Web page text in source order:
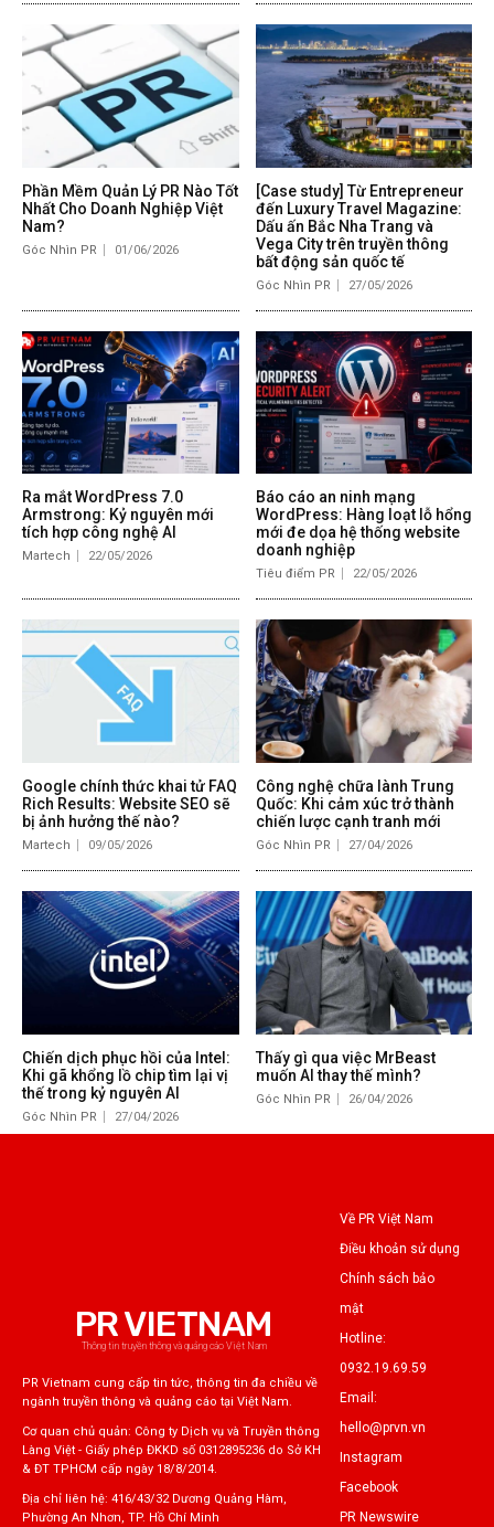
Phần Mềm Quản Lý PR Nào Tốt
Nhất Cho Doanh Nghiệp Việt
Nam?
Góc Nhìn PR 01/06/2026
[Case study] Từ Entrepreneur
đến Luxury Travel Magazine:
Dấu ấn Bắc Nha Trang và
Vega City trên truyền thông
bất động sản quốc tế
Góc Nhìn PR 27/05/2026
Ra mắt WordPress 7.0
Armstrong: Kỷ nguyên mới
tích hợp công nghệ AI
Martech 22/05/2026
Báo cáo an ninh mạng
WordPress: Hàng loạt lỗ hổng
mới đe dọa hệ thống website
doanh nghiệp
Tiêu điểm PR 22/05/2026
Google chính thức khai tử FAQ
Rich Results: Website SEO sẽ
bị ảnh hưởng thế nào?
Martech 09/05/2026
Công nghệ chữa lành Trung
Quốc: Khi cảm xúc trở thành
chiến lược cạnh tranh mới
Góc Nhìn PR 27/04/2026
Chiến dịch phục hồi của Intel:
Khi gã khổng lồ chip tìm lại vị
thế trong kỷ nguyên AI
Góc Nhìn PR 27/04/2026
Thấy gì qua việc MrBeast
muốn AI thay thế mình?
Góc Nhìn PR 26/04/2026
PR VIETNAM
Thông tin truyền thông và quảng cáo Việt Nam
PR Vietnam cung cấp tin tức, thông tin đa chiều về
ngành truyền thông và quảng cáo tại Việt Nam.
Cơ quan chủ quản: Công ty Dịch vụ và Truyền thông
Làng Việt - Giấy phép ĐKKD số 0312895236 do Sở KH
& ĐT TPHCM cấp ngày 18/8/2014.
Địa chỉ liên hệ: 416/43/32 Dương Quảng Hàm,
Phường An Nhơn, TP. Hồ Chí Minh
Về PR Việt Nam
Điều khoản sử dụng
Chính sách bảo
mật
Hotline:
0932.19.69.59
Email:
hello@prvn.vn
Instagram
Facebook
PR Newswire